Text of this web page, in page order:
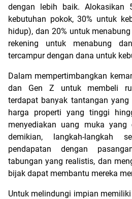
dengan lebih baik. Alokasikan
kebutuhan pokok, 30% untuk
hidup), dan 20% untuk
rekening untuk menabung
tercampur dengan dana untuk
Dalam mempertimbangkan
dan Gen Z untuk membeli
terdapat banyak tantangan
harga properti yang tinggi
menyediakan uang muka yang
demikian, langkah-langkah
pendapatan dengan
tabungan yang realistis, dan
bijak dapat membantu mereka
Untuk melindungi impian